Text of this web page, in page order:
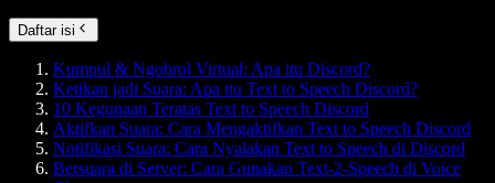
Daftar isi
Kumpul & Ngobrol Virtual: Apa itu Discord?
Ketikan jadi Suara: Apa itu Text to Speech Discord?
10 Kegunaan Teratas Text to Speech Discord
Aktifkan Suara: Cara Mengaktifkan Text to Speech Discord
Notifikasi Suara: Cara Nyalakan Text to Speech di Discord
Bersuara di Server: Cara Gunakan Text-2-Speech di Voice